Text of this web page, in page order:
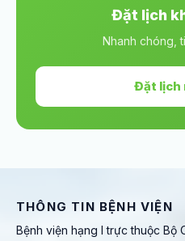
Đặt lịch
Nhanh chóng,
Đặt lịch
THÔNG TIN BỆNH VIỆN
Bệnh viện hạng I trực thuộc Bộ